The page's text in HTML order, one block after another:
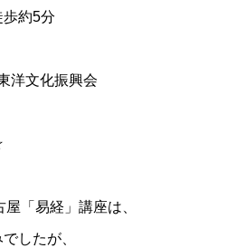
約5分
洋文化振興会
「易経」講座は、
したが、